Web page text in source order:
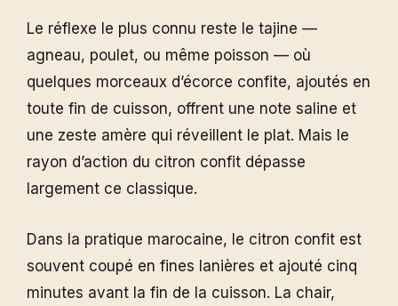
Le réflexe le plus connu reste le tajine —
agneau, poulet, ou même poisson — où
quelques morceaux d’écorce confite, ajoutés en
toute fin de cuisson, offrent une note saline et
une zeste amère qui réveillent le plat. Mais le
rayon d’action du citron confit dépasse
largement ce classique.
Dans la pratique marocaine, le citron confit est
souvent coupé en fines lanières et ajouté cinq
minutes avant la fin de la cuisson. La chair,